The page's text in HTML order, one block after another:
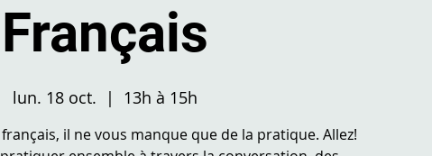
Français
lun. 18 oct.
  |
13h à 15h
il ne vous manque que de la pratique. Allez!